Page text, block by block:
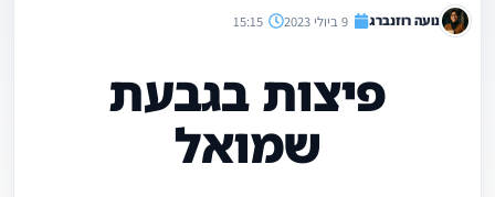
נועה רוזנברג 9 ביולי 2023 15:15
פיצות בגבעת
שמואל